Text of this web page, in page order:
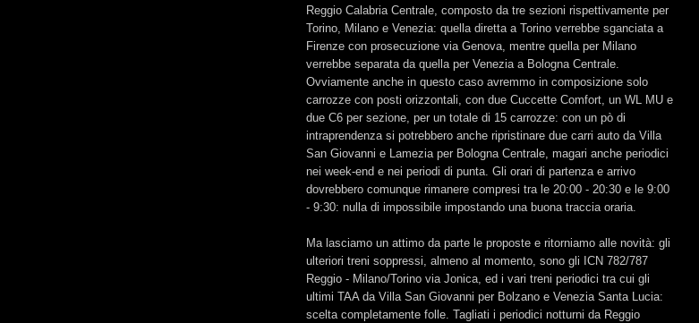
Reggio Calabria Centrale, composto da tre sezioni rispettivamente per
Torino, Milano e Venezia: quella diretta a Torino verrebbe sganciata a
Firenze con prosecuzione via Genova, mentre quella per Milano
verrebbe separata da quella per Venezia a Bologna Centrale.
Ovviamente anche in questo caso avremmo in composizione solo
carrozze con posti orizzontali, con due Cuccette Comfort, un WL MU e
due C6 per sezione, per un totale di 15 carrozze: con un pò di
intraprendenza si potrebbero anche ripristinare due carri auto da Villa
San Giovanni e Lamezia per Bologna Centrale, magari anche periodici
nei week-end e nei periodi di punta. Gli orari di partenza e arrivo
dovrebbero comunque rimanere compresi tra le 20:00 - 20:30 e le 9:00
- 9:30: nulla di impossibile impostando una buona traccia oraria.
Ma lasciamo un attimo da parte le proposte e ritorniamo alle novità: gli
ulteriori treni soppressi, almeno al momento, sono gli ICN 782/787
Reggio - Milano/Torino via Jonica, ed i vari treni periodici tra cui gli
ultimi TAA da Villa San Giovanni per Bolzano e Venezia Santa Lucia:
scelta completamente folle. Tagliati i periodici notturni da Reggio